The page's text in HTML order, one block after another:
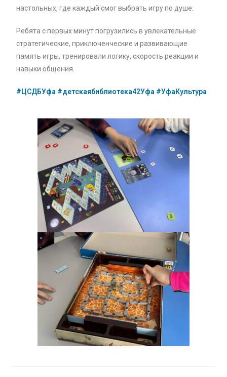
настольных, где каждый смог выбрать игру по душе.
Ребята с первых минут погрузились в увлекательные
стратегические, приключенческие и развивающие
память игры, тренировали логику, скорость реакции и
навыки общения.
#ЦСДБУфа #детскаябиблиотека42Уфа #УфаКультура